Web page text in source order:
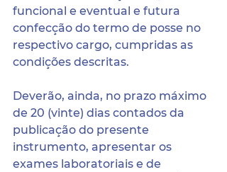
funcional e eventual e futura
confecção do termo de posse no
respectivo cargo, cumpridas as
condições descritas.
Deverão, ainda, no prazo máximo
de 20 (vinte) dias contados da
publicação do presente
instrumento, apresentar os
exames laboratoriais e de